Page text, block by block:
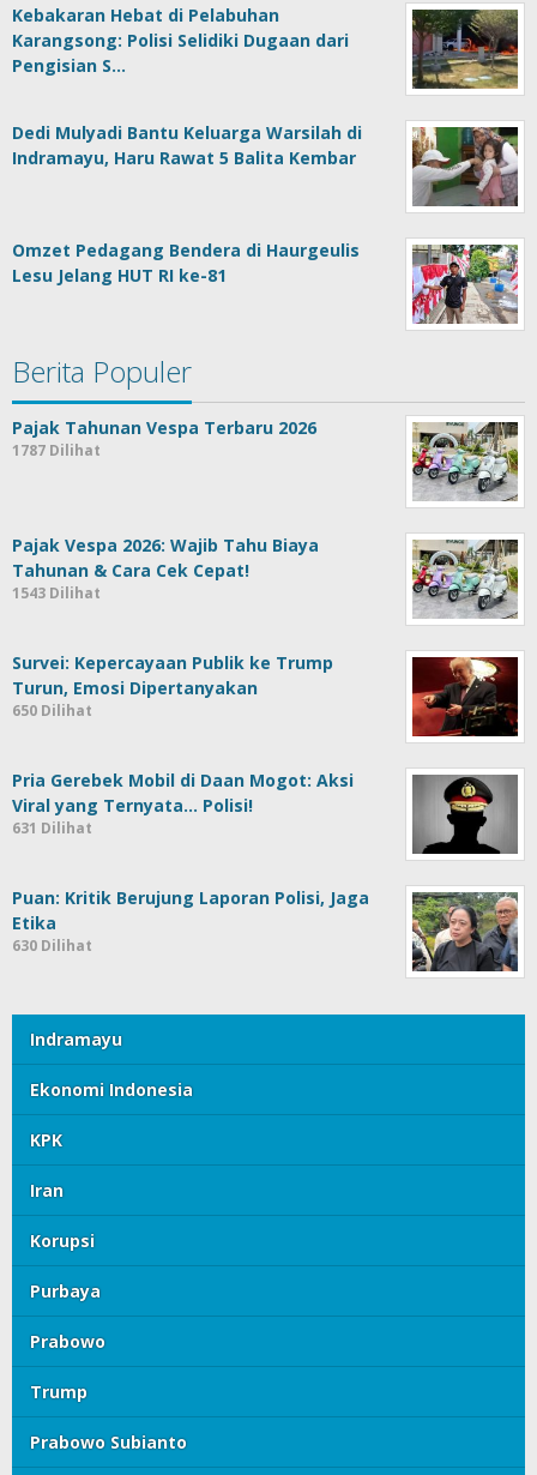
Kebakaran Hebat di Pelabuhan
Karangsong: Polisi Selidiki Dugaan dari
Pengisian S…
Dedi Mulyadi Bantu Keluarga Warsilah di
Indramayu, Haru Rawat 5 Balita Kembar
Omzet Pedagang Bendera di Haurgeulis
Lesu Jelang HUT RI ke-81
Berita Populer
Pajak Tahunan Vespa Terbaru 2026
1787 Dilihat
Pajak Vespa 2026: Wajib Tahu Biaya
Tahunan & Cara Cek Cepat!
1543 Dilihat
Survei: Kepercayaan Publik ke Trump
Turun, Emosi Dipertanyakan
650 Dilihat
Pria Gerebek Mobil di Daan Mogot: Aksi
Viral yang Ternyata… Polisi!
631 Dilihat
Puan: Kritik Berujung Laporan Polisi, Jaga
Etika
630 Dilihat
Indramayu
Ekonomi Indonesia
KPK
Iran
Korupsi
Purbaya
Prabowo
Trump
Prabowo Subianto